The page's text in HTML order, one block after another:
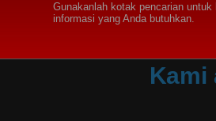
Gunakanlah kotak pencarian
informasi yang Anda butuhkan.
Kami